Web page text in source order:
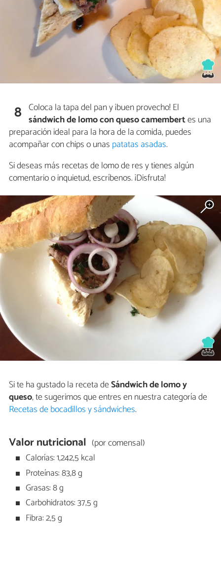
8 Coloca la tapa del pan y ¡buen provecho! El
sándwich de lomo con queso camembertes una
preparación ideal para la hora de la comida, puedes
acompañar con chips o unas patatas asadas.
Si deseas más recetas de lomo de res y tienes algún
comentario o inquietud, escríbenos. ¡Disfruta!
Si te ha gustado la receta deSándwich de lomo y
queso, te sugerimos que entres en nuestra categoría de
Recetas de bocadillos y sándwiches.
Valor nutricional (por comensal)
Calorías: 1,242,5 kcal
Proteínas: 83,8 g
Grasas: 8 g
Carbohidratos: 37,5 g
Fibra: 2,5 g